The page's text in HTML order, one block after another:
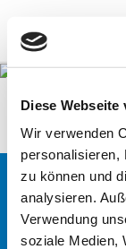
Diese Webseite
Wir verwenden
personalisieren,
zu können und
analysieren.
Verwendung
soziale Medien,
©